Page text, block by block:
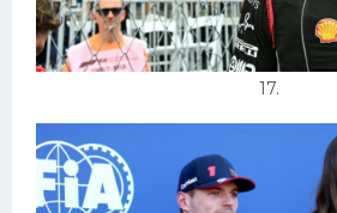
17.